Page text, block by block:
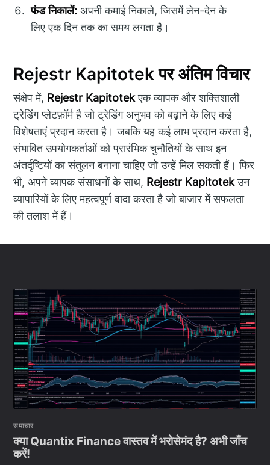
फंड निकालें: अपनी कमाई निकाले, जिसमें लेन-देन के
लिए एक दिन तक का समय लगता है।
Rejestr Kapitotek पर अंतिम विचार
संक्षेप में, Rejestr Kapitotekएक व्यापक और शक्तिशाली
ट्रेडिंग प्लेटफ़ॉर्म है जो ट्रेडिंग अनुभव को बढ़ाने के लिए कई
विशेषताएं प्रदान करता है। जबकि यह कई लाभ प्रदान करता है,
संभावित उपयोगकर्ताओं को प्रारंभिक चुनौतियों के साथ इन
अंतर्दृष्टियों का संतुलन बनाना चाहिए जो उन्हें मिल सकती हैं। फिर
भी, अपने व्यापक संसाधनों के साथ, Rejestr Kapitotekउन
व्यापारियों के लिए महत्वपूर्ण वादा करता है जो बाजार में सफलता
की तलाश में हैं।
समाचार
क्या Quantix Finance वास्तव में भरोसेमंद है? अभी जाँच
करें!